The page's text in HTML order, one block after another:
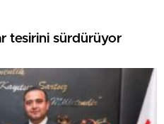
tesirini sürdürüyor